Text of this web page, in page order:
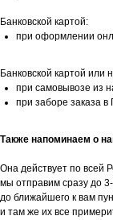
Банковской картой:
при оформлении
Банковской картой или
при самовывозе из
при заборе заказа
Также напоминаем о
Она действует по всей
мы отправим сразу до
до ближайшего к вам
и там же их все